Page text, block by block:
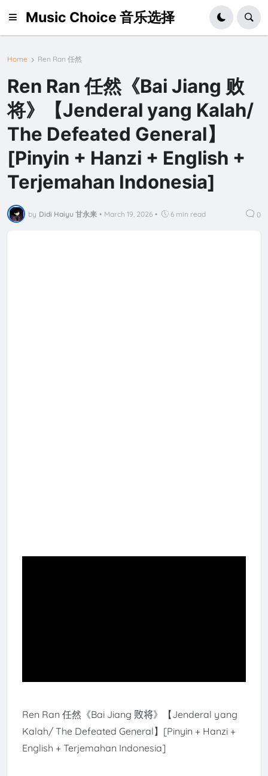
Music Choice 音乐选择
Home Ren Ran 任然
Ren Ran 任然《Bai Jiang 败
将》【Jenderal yang Kalah/
The Defeated General】
[Pinyin + Hanzi + English +
Terjemahan Indonesia]
by Didi Haiyu 甘永来 • March 19, 2026 • 6 min read 0
Ren Ran 任然《Bai Jiang 败将》【Jenderal yang
Kalah/ The Defeated General】[Pinyin + Hanzi +
English + Terjemahan Indonesia]